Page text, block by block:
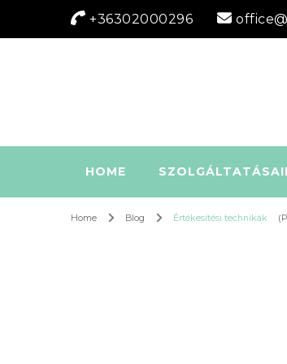
+36302000296
HOME
Home Blog Értékesítési technikák